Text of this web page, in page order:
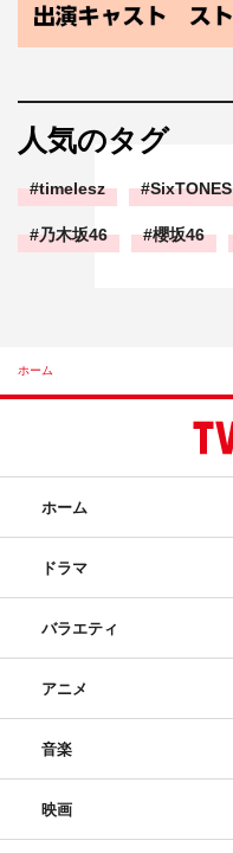
人気のタグ
timelesz SixTONES
乃木坂46 櫻坂46
ホーム
ホーム
ドラマ
バラエティ
アニメ
音楽
映画